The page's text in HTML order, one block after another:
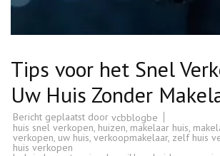
Tips voor het Snel
Uw Huis Zonder
Bericht geplaatst door vcbblogbe
huis snel verkopen, huizen, makelaar huis,
verkopen, uw huis, verkoopmakelaar, zelf huis
huis verkopen